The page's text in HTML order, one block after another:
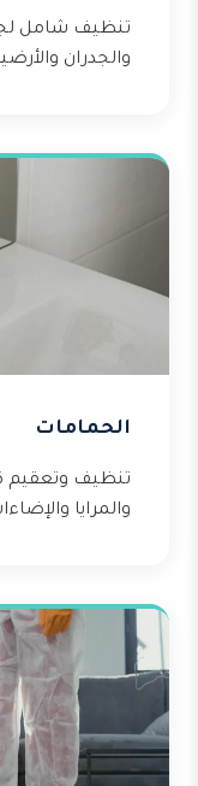
تنظيف شامل
والجدران
الحمامات
تنظيف وتعقيم
والمرايا